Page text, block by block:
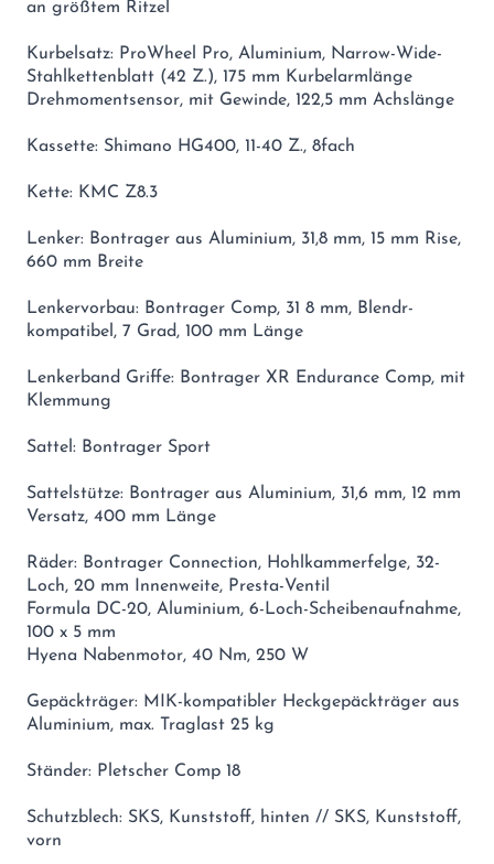
an größtem Ritzel
Kurbelsatz: ProWheel Pro, Aluminium, Narrow-Wide-
Stahlkettenblatt (42 Z.), 175 mm Kurbelarmlänge
Drehmomentsensor, mit Gewinde, 122,5 mm Achslänge
Kassette: Shimano HG400, 11-40 Z., 8fach
Kette: KMC Z8.3
Lenker: Bontrager aus Aluminium, 31,8 mm, 15 mm Rise,
660 mm Breite
Lenkervorbau: Bontrager Comp, 31 8 mm, Blendr-
kompatibel, 7 Grad, 100 mm Länge
Lenkerband Griffe: Bontrager XR Endurance Comp, mit
Klemmung
Sattel: Bontrager Sport
Sattelstütze: Bontrager aus Aluminium, 31,6 mm, 12 mm
Versatz, 400 mm Länge
Räder: Bontrager Connection, Hohlkammerfelge, 32-
Loch, 20 mm Innenweite, Presta-Ventil
Formula DC-20, Aluminium, 6-Loch-Scheibenaufnahme,
100 x 5 mm
Hyena Nabenmotor, 40 Nm, 250 W
Gepäckträger: MIK-kompatibler Heckgepäckträger aus
Aluminium, max. Traglast 25 kg
Ständer: Pletscher Comp 18
Schutzblech: SKS, Kunststoff, hinten // SKS, Kunststoff,
vorn